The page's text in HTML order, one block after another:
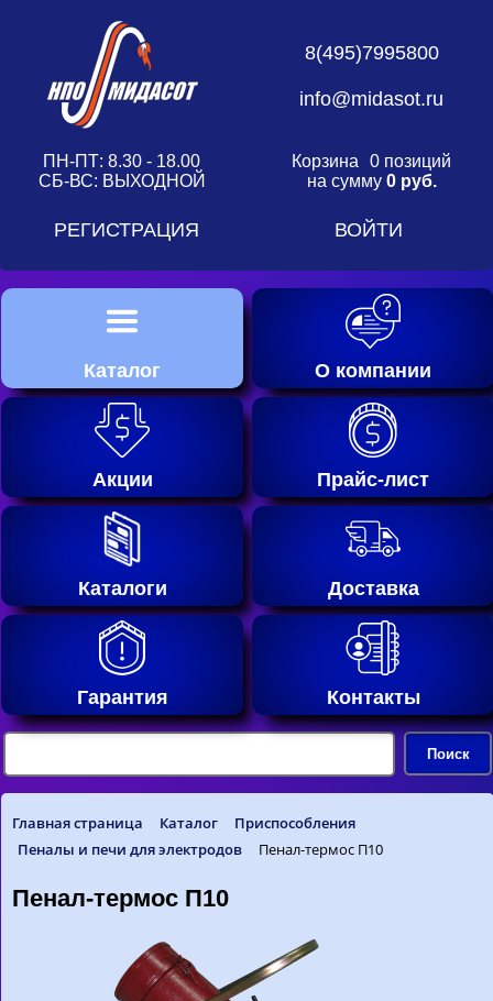
8(495)7995800
info@midasot.ru
ПН-ПТ: 8.30 - 18.00
СБ-ВС: ВЫХОДНОЙ
Корзина
0 позиций
на сумму 0 руб.
РЕГИСТРАЦИЯ ВОЙТИ
Каталог О компании
Акции Прайс-лист
Каталоги Доставка
Гарантия Контакты
Главная страница Каталог
Приспособления
Пеналы и печи для электродов
Пенал-термос П10
Пенал-термос П10